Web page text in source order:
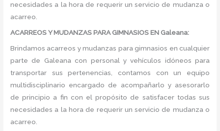
necesidades a la hora de requerir un servicio de mudanza o
acarreo.
ACARREOS Y MUDANZAS PARA GIMNASIOS EN Galeana:
Brindamos acarreos y mudanzas para gimnasios en cualquier
parte de Galeana con personal y vehículos idóneos para
transportar sus pertenencias, contamos con un equipo
multidisciplinario encargado de acompañarlo y asesorarlo
de principio a fin con el propósito de satisfacer todas sus
necesidades a la hora de requerir un servicio de mudanza o
acarreo.